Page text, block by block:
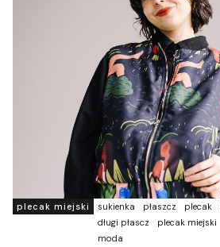
plecak miejski sukienka płaszcz plecak
długi płascz
plecak miejski
moda